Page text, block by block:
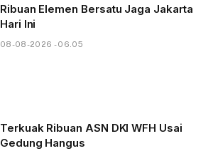
Ribuan Elemen Bersatu Jaga Jakarta
Hari Ini
08-08-2026 - 06.05
Terkuak Ribuan ASN DKI WFH Usai
Gedung Hangus